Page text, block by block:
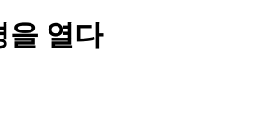
을 열다